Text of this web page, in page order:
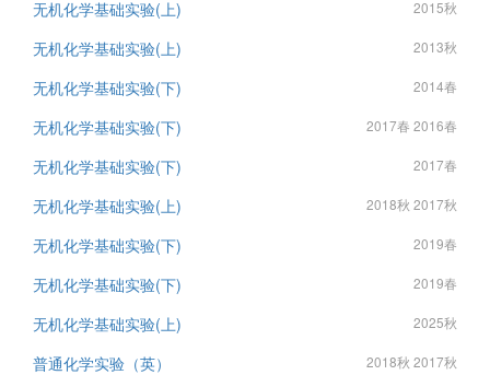
无机化学基础实验(上) 2015秋
无机化学基础实验(上) 2013秋
无机化学基础实验(下) 2014春
无机化学基础实验(下) 2017春 2016春
无机化学基础实验(下) 2017春
无机化学基础实验(上) 2018秋 2017秋
无机化学基础实验(下) 2019春
无机化学基础实验(下) 2019春
无机化学基础实验(上) 2025秋
普通化学实验（英） 2018秋 2017秋